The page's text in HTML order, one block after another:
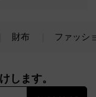
財布 ファッシ
します。​